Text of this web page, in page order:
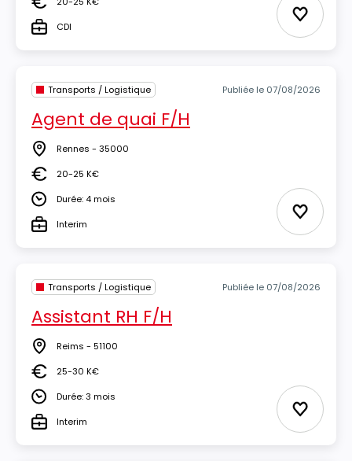
Salaire
TypeCDI Ajouter
Transports / Logistique Publiée le 07/08/2026
Agent de quai F/H
Lieu Rennes - 35000
Salaire20-25 K€
DuréeDurée: 4 mois
TypeInterim Ajouter
Transports / Logistique Publiée le 07/08/2026
Assistant RH F/H
Lieu Reims - 51100
Salaire25-30 K€
DuréeDurée: 3 mois
TypeInterim Ajouter